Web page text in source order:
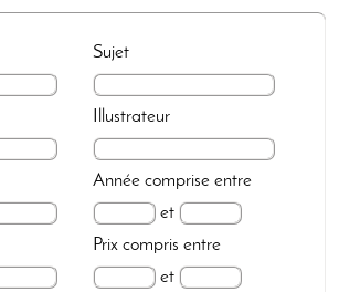
Sujet
Illustrateur
Annéecomprise entre
et
Prixcompris entre
et